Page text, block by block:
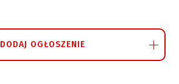
DODAJ OGŁOSZENIE